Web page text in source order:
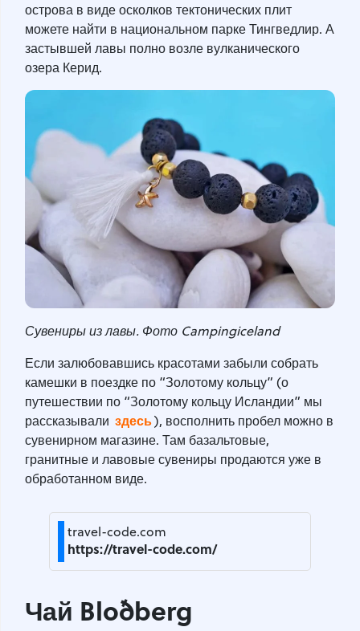
острова в виде осколков тектонических плит
можете найти в национальном парке Тингведлир. А
застывшей лавы полно возле вулканического
озера Керид.
Сувениры из лавы. Фото Campingiceland
Если залюбовавшись красотами забыли собрать
камешки в поездке по “Золотому кольцу” (о
путешествии по “Золотому кольцу Исландии” мы
рассказывали здесь), восполнить пробел можно в
сувенирном магазине. Там базальтовые,
гранитные и лавовые сувениры продаются уже в
обработанном виде.
travel-code.com
https://travel-code.com/
Чай Bloðberg